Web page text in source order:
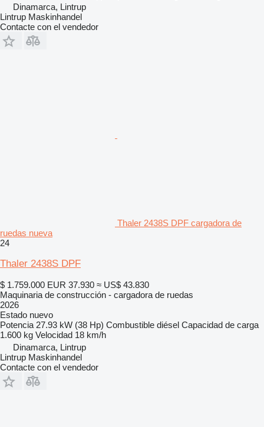
Dinamarca, Lintrup
Lintrup Maskinhandel
Contacte con el vendedor
Thaler 2438S DPF cargadora de
ruedas nueva
24
Thaler 2438S DPF
$ 1.759.000 EUR 37.930 ≈ US$ 43.830
Maquinaria de construcción - cargadora de ruedas
2026
Estado nuevo
Potencia 27.93 kW (38 Hp) Combustible diésel Capacidad de carga
1.600 kg Velocidad 18 km/h
Dinamarca, Lintrup
Lintrup Maskinhandel
Contacte con el vendedor